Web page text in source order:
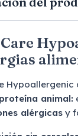
animal:
alérgicas y